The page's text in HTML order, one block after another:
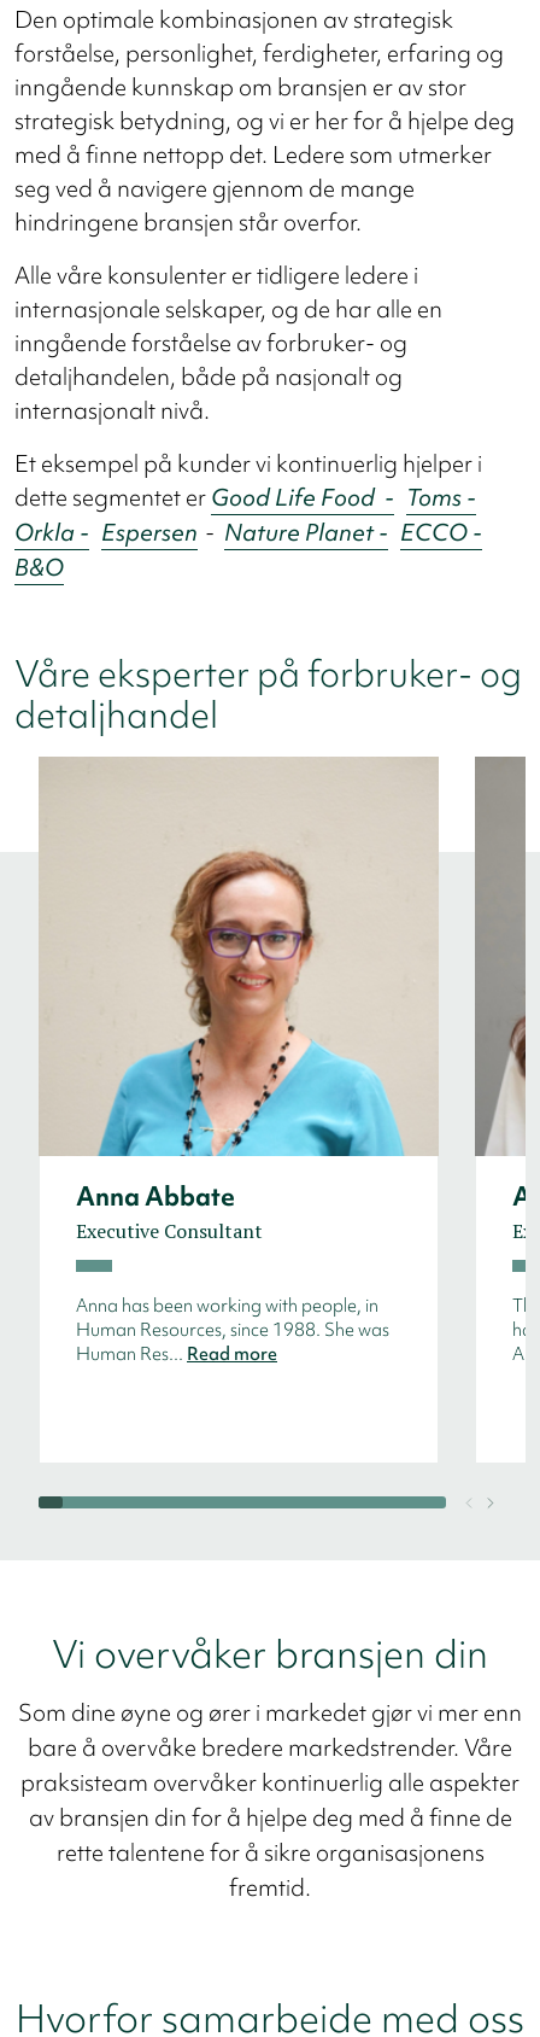
Den optimale kombinasjonen av strategisk
forståelse, personlighet, ferdigheter, erfaring og
inngående kunnskap om bransjen er av stor
strategisk betydning, og vi er her for å hjelpe deg
med å finne nettopp det. Ledere som utmerker
seg ved å navigere gjennom de mange
hindringene bransjen står overfor.
Alle våre konsulenter er tidligere ledere i
internasjonale selskaper, og de har alle en
inngående forståelse av forbruker- og
detaljhandelen, både på nasjonalt og
internasjonalt nivå.
Et eksempel på kunder vi kontinuerlig hjelper i
dette segmentet erGood Life Food - Toms -
Orkla - Espersen - Nature Planet - ECCO -
B&O
Våre eksperter på forbruker- og
detaljhandel
Anna Abbate
Executive Consultant
Anna has been working with people, in
Human Resources, since 1988. She was
Human Res... Read more
Vi overvåker bransjen din
Som dine øyne og ører i markedet gjør vi mer enn
bare å overvåke bredere markedstrender. Våre
praksisteam overvåker kontinuerlig alle aspekter
av bransjen din for å hjelpe deg med å finne de
rette talentene for å sikre organisasjonens
fremtid.
Hvorfor samarbeide med oss